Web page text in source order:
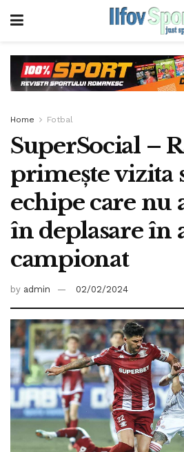
Home Fotbal
SuperSocial –
primește vizita
echipe care nu
în deplasare în
campionat
by admin 02/02/2024